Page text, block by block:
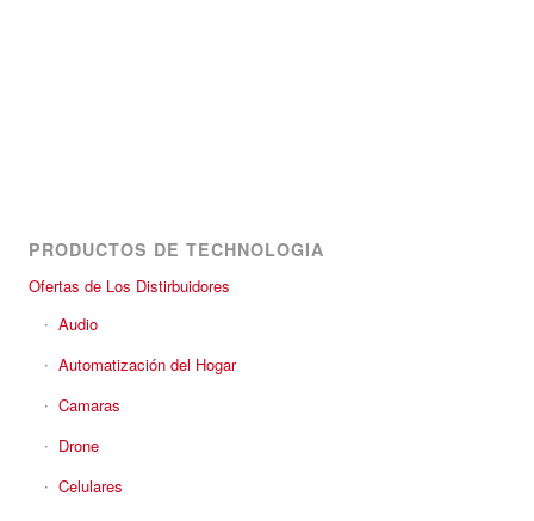
PRODUCTOS DE TECHNOLOGIA
Ofertas de Los Distirbuidores
Audio
Automatización del Hogar
Camaras
Drone
Celulares